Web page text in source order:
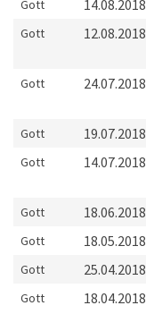
Gott 14.08.2018
Gott 12.08.2018
Gott 24.07.2018
Gott 19.07.2018
Gott 14.07.2018
Gott 18.06.2018
Gott 18.05.2018
Gott 25.04.2018
Gott 18.04.2018